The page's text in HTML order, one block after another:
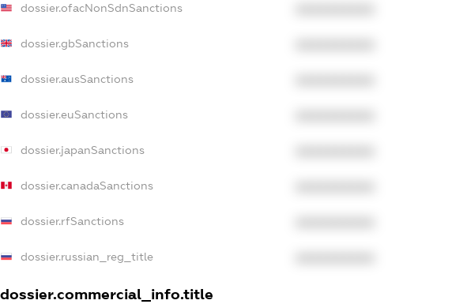
dossier.ofacNonSdnSanctions
dossier.gbSanctions
dossier.ausSanctions
dossier.euSanctions
dossier.japanSanctions
dossier.canadaSanctions
dossier.rfSanctions
dossier.russian_reg_title
dossier.commercial_info.title